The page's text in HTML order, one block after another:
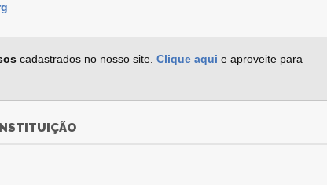
cadastrados no nosso site. Clique aqui e aproveite para